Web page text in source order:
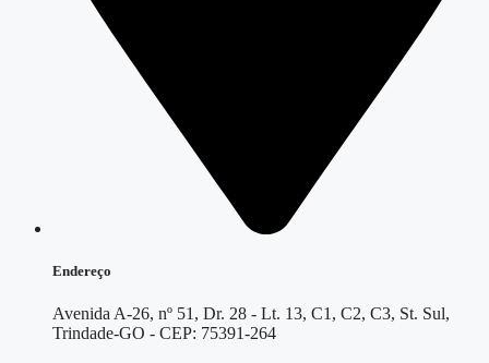
Endereço
Avenida A-26, nº 51, Dr. 28 - Lt. 13, C1, C2, C3, St. Sul,
Trindade-GO - CEP: 75391-264